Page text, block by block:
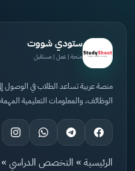
ستودي شووت
منحة | عمل | مستقبل
منصة عربية تساعد الطلاب في الوصول
الوظائف، والمعلومات التعليمية
الرئيسية » التخصص الدراسي »